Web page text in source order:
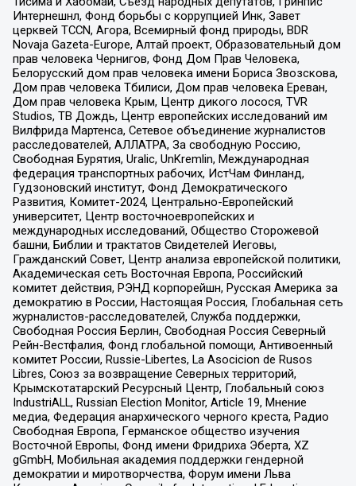
Интернешнл, Фонд борьбы с коррупцией Инк, Завет
церквей TCCN, Агора, Всемирный фонд природы, BDR
Novaja Gazeta-Europe, Алтай проект, Образовательный дом
прав человека Чернигов, Фонд Дом Прав Человека,
Белорусский дом прав человека имени Бориса Звозскова,
Дом прав человека Тбилиси, Дом прав человека Ереван,
Дом прав человека Крым, Центр дикого лосося, TVR
Studios, ТВ Дождь, Центр европейских исследований им
Вилфрида Мартенса, Сетевое объединение журналистов
расследователей, АЛЛАТРА, За свободную Россию,
Свободная Бурятия, Uralic, UnKremlin, Международная
федерация транспортных рабочих, ИстЧам Финланд,
Гудзоновский институт, Фонд Демократического
Развития, Комитет-2024, Центрально-Европейский
университет, Центр восточноевропейских и
международных исследований, Общество Сторожевой
башни, Библии и трактатов Свидетелей Иеговы,
Гражданский Совет, Центр анализа европейской политики,
Академическая сеть Восточная Европа, Российский
комитет действия, РЭНД корпорейшн, Русская Америка за
демократию в России, Настоящая Россия, Глобальная сеть
журналистов-расследователей, Служба поддержки,
Свободная Россия Берлин, Свободная Россия Северный
Рейн-Вестфалия, Фонд глобальной помощи, Антивоенный
комитет России, Russie-Libertes, La Asocicion de Rusos
Libres, Союз за возвращение Северных территорий,
Крымскотатарский Ресурсный Центр, Глобальный союз
IndustriALL, Russian Election Monitor, Article 19, Мнение
медиа, Федерация анархического черного креста, Радио
Свободная Европа, Германское общество изучения
Восточной Европы, Фонд имени Фридриха Эберта, XZ
gGmbH, Мобильная академия поддержки гендерной
демократии и миротворчества, Форум имени Льва